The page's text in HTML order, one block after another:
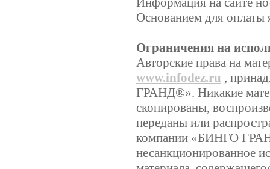
Основанием для оплаты
Ограничения на
Авторские права на
www.infodez.ru ,
ГРАНД®». Никакие
скопированы,
переданы или
компании «БИНГО
несанкционированное